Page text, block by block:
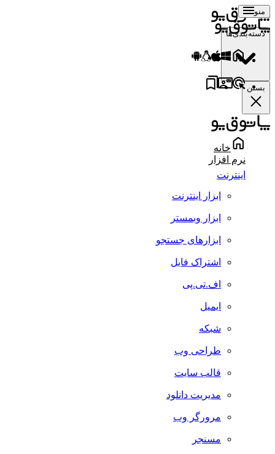
منو
دسته‌بندی‌ها
بستن
خانه
نرم افزار
اینترنت
ابزار اینترنت
ابزار وبمستر
ابزارهای جستجو
اشتراک فایل
اف.تی.پی
ایمیل
شبکه
طراحی وب
قالب سایت
مدیریت دانلود
مرورگر وب
مسنجر